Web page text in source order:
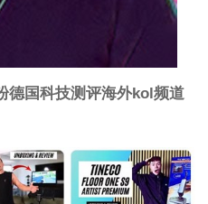
德国科技测评海外kol频道